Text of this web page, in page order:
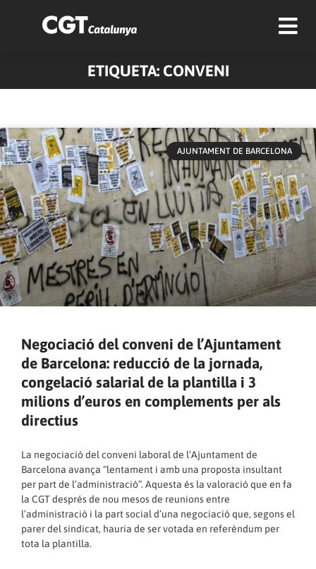
ETIQUETA: CONVENI
AJUNTAMENT DE BARCELONA
Negociació del conveni de l’Ajuntament
de Barcelona: reducció de la jornada,
congelació salarial de la plantilla i 3
milions d’euros en complements per als
directius
La negociació del conveni laboral de l’Ajuntament de
Barcelona avança “lentament i amb una proposta insultant
per part de l’administració”. Aquesta és la valoració que en fa
la CGT després de nou mesos de reunions entre
l’administració i la part social d’una negociació que, segons el
parer del sindicat, hauria de ser votada en referèndum per
tota la plantilla.